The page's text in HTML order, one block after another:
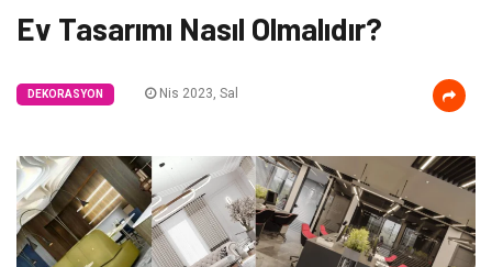
Ev Tasarımı Nasıl Olmalıdır?
DEKORASYON Nis 2023, Sal